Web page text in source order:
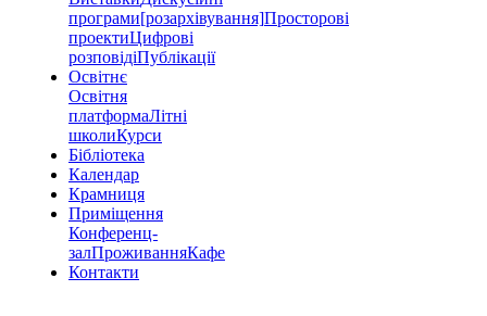
програми[розархівування]Просторові
проектиЦифрові
розповідіПублікації
Освітнє
Освітня
платформаЛітні
школиКурси
Бібліотека
Календар
Крамниця
Приміщення
Конференц-
залПроживанняКафе
Контакти